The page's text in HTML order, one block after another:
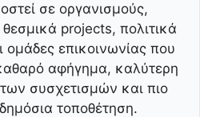
σε οργανισμούς,
θεσμικά projects, πολιτικά
επικοινωνίας που
αφήγημα, καλύτερη
συσχετισμών και πιο
τοποθέτηση.